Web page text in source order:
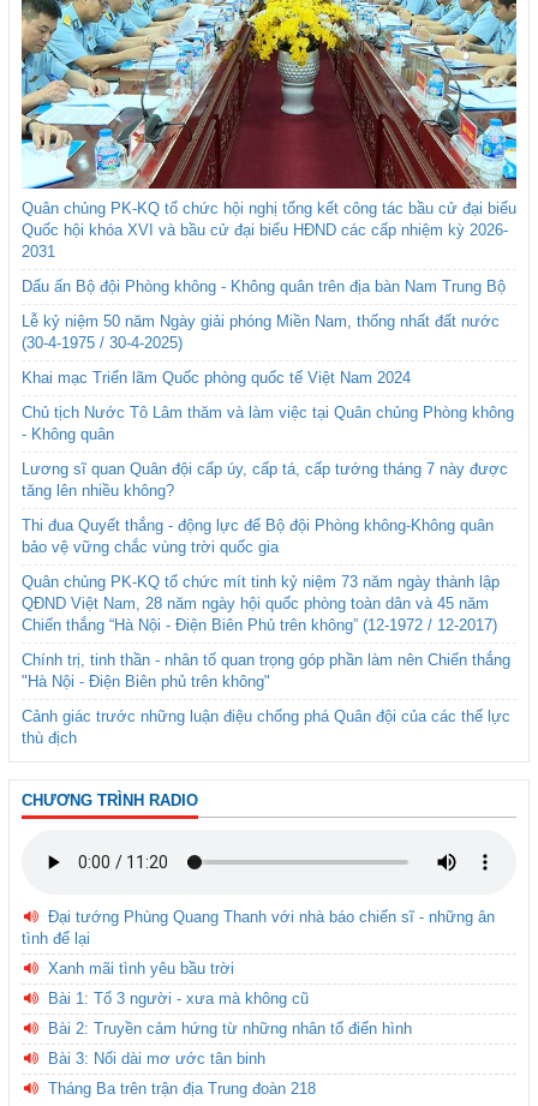
Quân chủng PK-KQ tổ chức hội nghị tổng kết công tác bầu cử đại biểu
Quốc hội khóa XVI và bầu cử đại biểu HĐND các cấp nhiệm kỳ 2026-
2031
Dấu ấn Bộ đội Phòng không - Không quân trên địa bàn Nam Trung Bộ
Lễ kỷ niệm 50 năm Ngày giải phóng Miền Nam, thống nhất đất nước
(30-4-1975 / 30-4-2025)
Khai mạc Triển lãm Quốc phòng quốc tế Việt Nam 2024
Chủ tịch Nước Tô Lâm thăm và làm việc tại Quân chủng Phòng không
- Không quân
Lương sĩ quan Quân đội cấp úy, cấp tá, cấp tướng tháng 7 này được
tăng lên nhiều không?
Thi đua Quyết thắng - động lực để Bộ đội Phòng không-Không quân
bảo vệ vững chắc vùng trời quốc gia
Quân chủng PK-KQ tổ chức mít tinh kỷ niệm 73 năm ngày thành lập
QĐND Việt Nam, 28 năm ngày hội quốc phòng toàn dân và 45 năm
Chiến thắng “Hà Nội - Điện Biên Phủ trên không” (12-1972 / 12-2017)
Chính trị, tinh thần - nhân tố quan trọng góp phần làm nên Chiến thắng
"Hà Nội - Điện Biên phủ trên không"
Cảnh giác trước những luận điệu chống phá Quân đội của các thế lực
thù địch
CHƯƠNG TRÌNH RADIO
Đại tướng Phùng Quang Thanh với nhà báo chiến sĩ - những ân
tình để lại
Xanh mãi tình yêu bầu trời
Bài 1: Tổ 3 người - xưa mà không cũ
Bài 2: Truyền cảm hứng từ những nhân tố điển hình
Bài 3: Nối dài mơ ước tân binh
Tháng Ba trên trận địa Trung đoàn 218